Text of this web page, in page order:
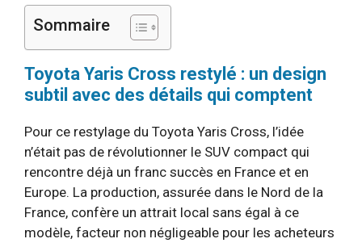
Sommaire
Toyota Yaris Cross restylé : un design
subtil avec des détails qui comptent
Pour ce restylage du Toyota Yaris Cross, l’idée
n’était pas de révolutionner le SUV compact qui
rencontre déjà un franc succès en France et en
Europe. La production, assurée dans le Nord de la
France, confère un attrait local sans égal à ce
modèle, facteur non négligeable pour les acheteurs